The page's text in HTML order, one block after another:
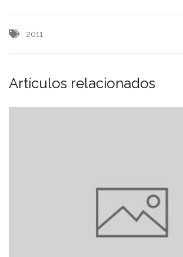
2011
Artículos relacionados